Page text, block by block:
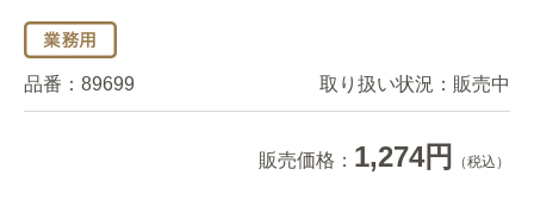
品番： 89699 取り扱い状況： 販売中
販売価格： 1,274円 （税込）